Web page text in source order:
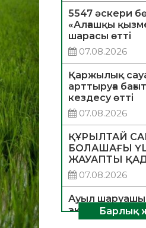
5547 әскери
«Алғашқы
шарасы өтті
07.08.2026
Қаржылық
арттыруға
кездесу өтті
07.08.2026
ҚҰРЫЛТАЙ
БОЛАШАҒЫ
ЖАУАПТЫ
07.08.2026
Ауыл
тірегі
Барлық